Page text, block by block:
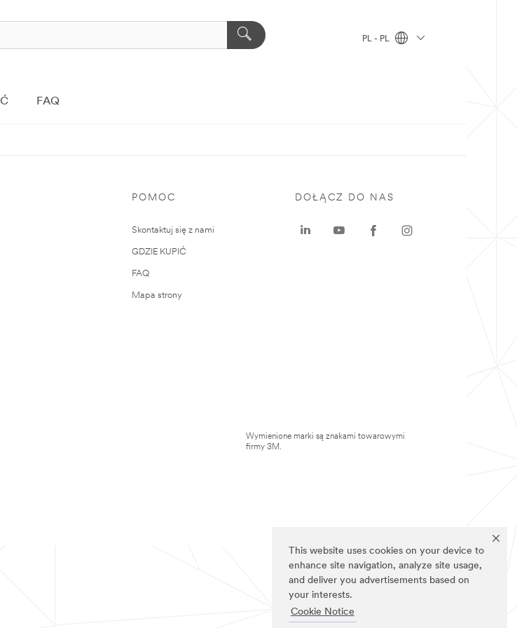
This website uses cookies on your device to
enhance site navigation, analyze site usage,
and deliver you advertisements based on
your interests.
Cookie Notice
PL - PL
FAQ
POMOC
Skontaktuj się z nami
GDZIE KUPIĆ
FAQ
Mapa strony
DOŁĄCZ DO NAS
Wymienione marki są znakami towarowymi
firmy 3M.